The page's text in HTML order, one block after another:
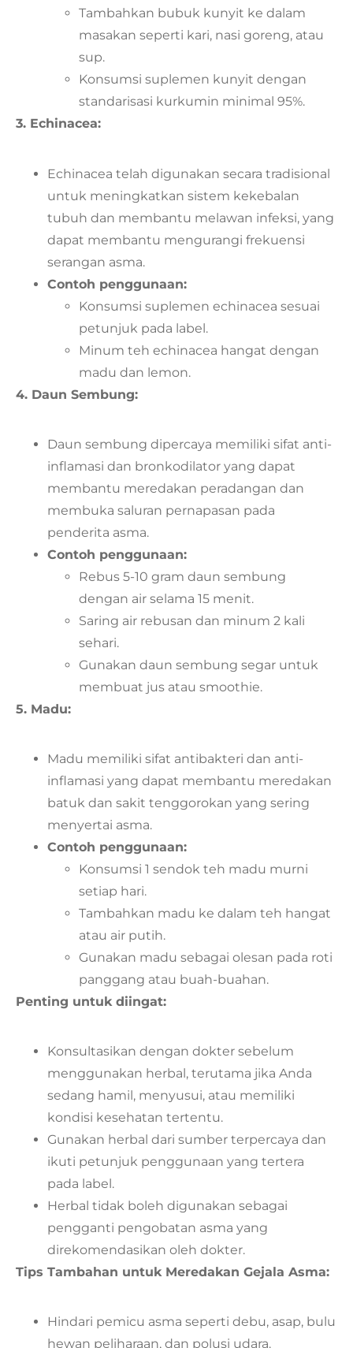
Tambahkan bubuk kunyit ke dalam
masakan seperti kari, nasi goreng, atau
sup.
Konsumsi suplemen kunyit dengan
standarisasi kurkumin minimal 95%.
3. Echinacea:
Echinacea telah digunakan secara tradisional
untuk meningkatkan sistem kekebalan
tubuh dan membantu melawan infeksi, yang
dapat membantu mengurangi frekuensi
serangan asma.
Contoh penggunaan:
Konsumsi suplemen echinacea sesuai
petunjuk pada label.
Minum teh echinacea hangat dengan
madu dan lemon.
4. Daun Sembung:
Daun sembung dipercaya memiliki sifat anti-
inflamasi dan bronkodilator yang dapat
membantu meredakan peradangan dan
membuka saluran pernapasan pada
penderita asma.
Contoh penggunaan:
Rebus 5-10 gram daun sembung
dengan air selama 15 menit.
Saring air rebusan dan minum 2 kali
sehari.
Gunakan daun sembung segar untuk
membuat jus atau smoothie.
5. Madu:
Madu memiliki sifat antibakteri dan anti-
inflamasi yang dapat membantu meredakan
batuk dan sakit tenggorokan yang sering
menyertai asma.
Contoh penggunaan:
Konsumsi 1 sendok teh madu murni
setiap hari.
Tambahkan madu ke dalam teh hangat
atau air putih.
Gunakan madu sebagai olesan pada roti
panggang atau buah-buahan.
Penting untuk diingat:
Konsultasikan dengan dokter sebelum
menggunakan herbal, terutama jika Anda
sedang hamil, menyusui, atau memiliki
kondisi kesehatan tertentu.
Gunakan herbal dari sumber terpercaya dan
ikuti petunjuk penggunaan yang tertera
pada label.
Herbal tidak boleh digunakan sebagai
pengganti pengobatan asma yang
direkomendasikan oleh dokter.
Tips Tambahan untuk Meredakan Gejala Asma:
Hindari pemicu asma seperti debu, asap, bulu
hewan peliharaan, dan polusi udara.